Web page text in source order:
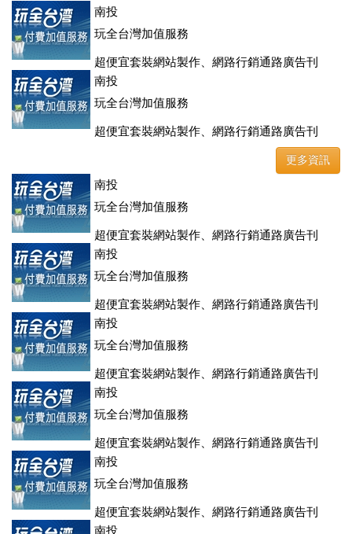
登、訂房系統、客房委託旅行社銷售，全面優惠中....
南投
玩全台灣加值服務
超便宜套裝網站製作、網路行銷通路廣告刊
登、訂房系統、客房委託旅行社銷售，全面優惠中....
南投
玩全台灣加值服務
超便宜套裝網站製作、網路行銷通路廣告刊
登、訂房系統、客房委託旅行社銷售，全面優惠中....
更多資訊
南投
玩全台灣加值服務
超便宜套裝網站製作、網路行銷通路廣告刊
登、訂房系統、客房委託旅行社銷售，全面優惠中....
南投
玩全台灣加值服務
超便宜套裝網站製作、網路行銷通路廣告刊
登、訂房系統、客房委託旅行社銷售，全面優惠中....
南投
玩全台灣加值服務
超便宜套裝網站製作、網路行銷通路廣告刊
登、訂房系統、客房委託旅行社銷售，全面優惠中....
南投
玩全台灣加值服務
超便宜套裝網站製作、網路行銷通路廣告刊
登、訂房系統、客房委託旅行社銷售，全面優惠中....
南投
玩全台灣加值服務
超便宜套裝網站製作、網路行銷通路廣告刊
登、訂房系統、客房委託旅行社銷售，全面優惠中....
南投